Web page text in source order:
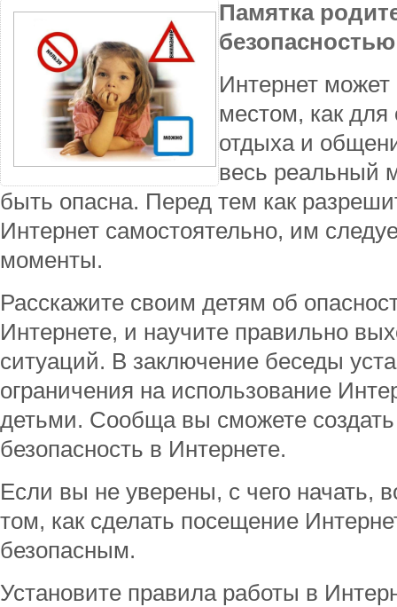
Памятка
Интернет
местом, как для
отдыха и
весь реальный
быть опасна. Перед тем как
Интернет самостоятельно, им
моменты.
Расскажите своим детям об
Интернете, и научите правильно
ситуаций. В заключение беседы
ограничения на использование
детьми. Сообща вы сможете
безопасность в Интернете.
Если вы не уверены, с чего начать,
том, как сделать посещение
безопасным.
Установите правила работы в